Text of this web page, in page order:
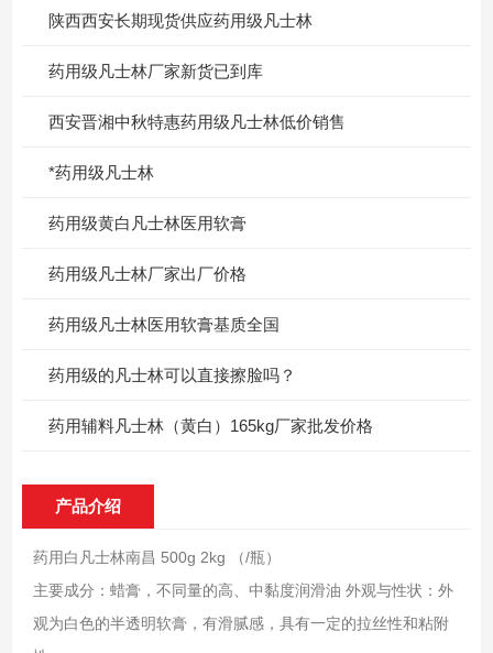
陕西西安长期现货供应药用级凡士林
药用级凡士林厂家新货已到库
西安晋湘中秋特惠药用级凡士林低价销售
*药用级凡士林
药用级黄白凡士林医用软膏
药用级凡士林厂家出厂价格
药用级凡士林医用软膏基质全国
药用级的凡士林可以直接擦脸吗？
药用辅料凡士林（黄白）165kg厂家批发价格
产品介绍
药用白凡士林南昌 500g 2kg （/瓶）
主要成分：蜡膏，不同量的高、中黏度润滑油 外观与性状：外
观为白色的半透明软膏，有滑腻感，具有一定的拉丝性和粘附